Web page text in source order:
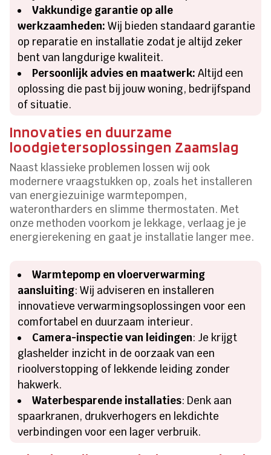
Vakkundige garantie op alle
werkzaamheden: Wij bieden standaard garantie
op reparatie en installatie zodat je altijd zeker
bent van langdurige kwaliteit.
Persoonlijk advies en maatwerk: Altijd een
oplossing die past bij jouw woning, bedrijfspand
of situatie.
Innovaties en duurzame
loodgietersoplossingen Zaamslag
Naast klassieke problemen lossen wij ook
modernere vraagstukken op, zoals het installeren
van energiezuinige warmtepompen,
waterontharders en slimme thermostaten. Met
onze methoden voorkom je lekkage, verlaag je je
energierekening en gaat je installatie langer mee.
Warmtepomp en vloerverwarming
aansluiting: Wij adviseren en installeren
innovatieve verwarmingsoplossingen voor een
comfortabel en duurzaam interieur.
Camera-inspectie van leidingen: Je krijgt
glashelder inzicht in de oorzaak van een
rioolverstopping of lekkende leiding zonder
hakwerk.
Waterbesparende installaties: Denk aan
spaarkranen, drukverhogers en lekdichte
verbindingen voor een lager verbruik.